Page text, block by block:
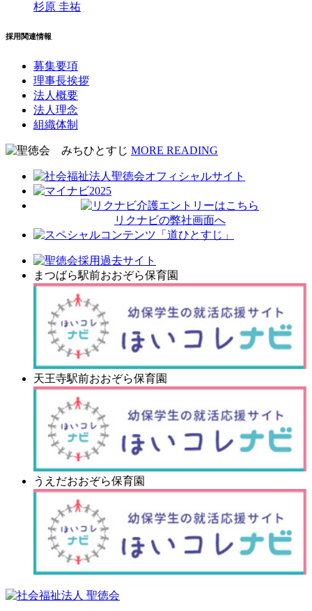
杉原 圭祐
採用関連情報
募集要項
理事長挨拶
法人概要
法人理念
組織体制
MORE READING
リクナビの弊社画面へ
まつばら駅前おおぞら保育園
天王寺駅前おおぞら保育園
うえだおおぞら保育園